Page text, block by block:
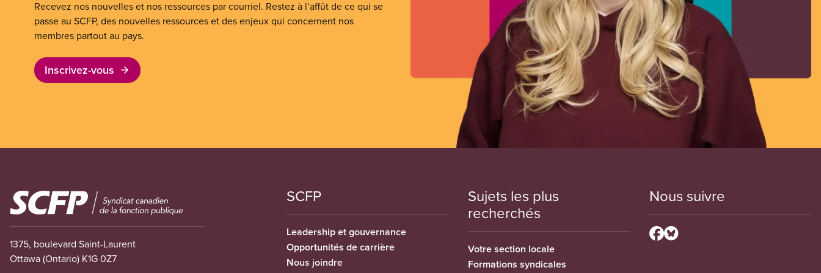
Recevez nos nouvelles et nos ressources par courriel. Restez à l’affût de ce qui se
passe au SCFP, des nouvelles ressources et des enjeux qui concernent nos
membres partout au pays.
Inscrivez-vous
Image
1375, boulevard Saint-Laurent
Ottawa (Ontario) K1G 0Z7
SCFP
Leadership et gouvernance
Opportunités de carrière
Nous joindre
Sujets les plus
recherchés
Votre section locale
Formations syndicales
Nous suivre